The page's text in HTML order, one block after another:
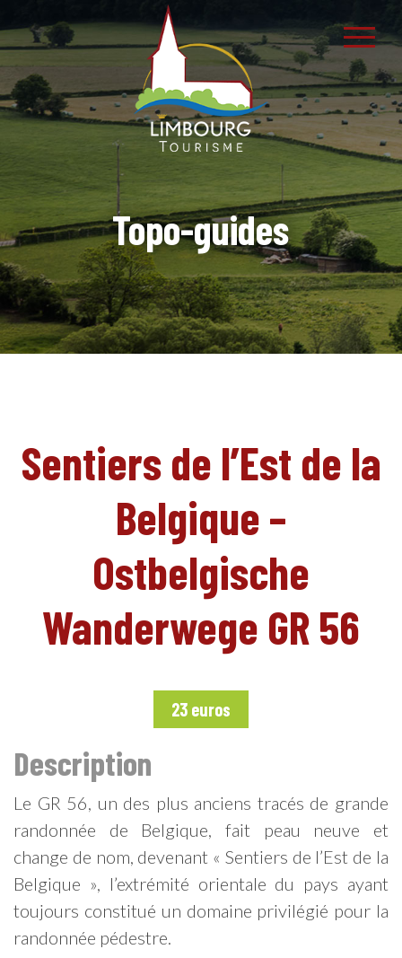
Topo-guides
Sentiers de l’Est de la
Belgique –
Ostbelgische
Wanderwege GR 56
23 euros
Description
Le GR 56, un des plus anciens tracés de grande
randonnée de Belgique, fait peau neuve et
change de nom, devenant « Sentiers de l’Est de la
Belgique », l’extrémité orientale du pays ayant
toujours constitué un domaine privilégié pour la
randonnée pédestre.